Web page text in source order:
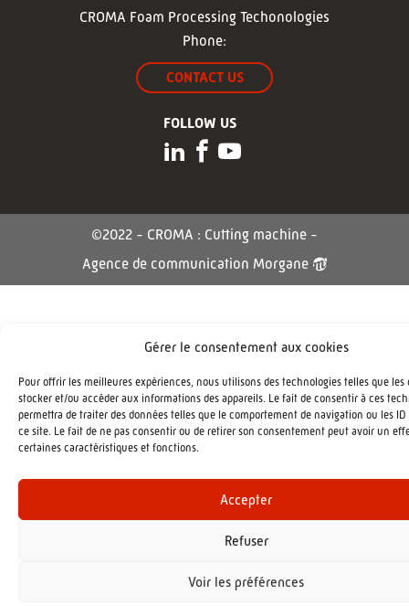
Gérer le consentement aux cookies
Pour offrir les meilleures expériences, nous utilisons des technologies telles que les
stocker et/ou accéder aux informations des appareils. Le fait de consentir à ces
permettra de traiter des données telles que le comportement de navigation ou les
ce site. Le fait de ne pas consentir ou de retirer son consentement peut avoir un
certaines caractéristiques et fonctions.
Accepter
Refuser
Voir les préférences
CROMA Foam Processing Techonologies
Phone:
CONTACT US
FOLLOW US
©2022 - CROMA : Cutting machine -
Agence de communication Morgane